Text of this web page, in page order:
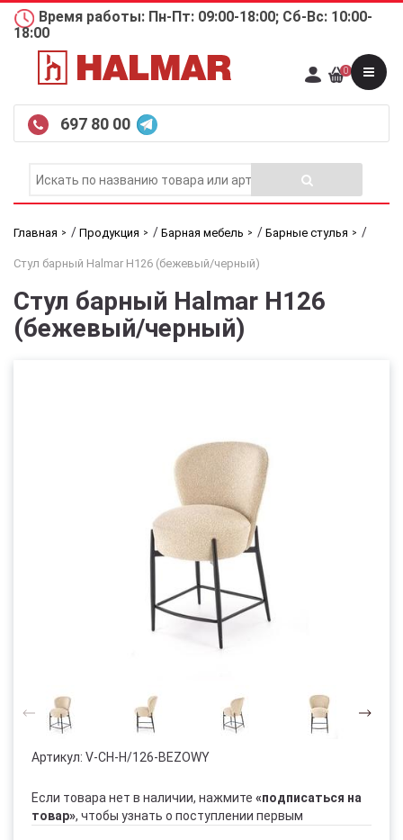
Время работы: Пн-Пт: 09:00-18:00; Сб-Вс: 10:00-
18:00
697 80 00
0
Главная / Продукция / Барная мебель / Барные стулья /
Стул барный Halmar H126 (бежевый/черный)
Стул барный Halmar H126
(бежевый/черный)
Артикул: V-CH-H/126-BEZOWY
Если товара нет в наличии, нажмите «подписаться на
товар», чтобы узнать о поступлении первым